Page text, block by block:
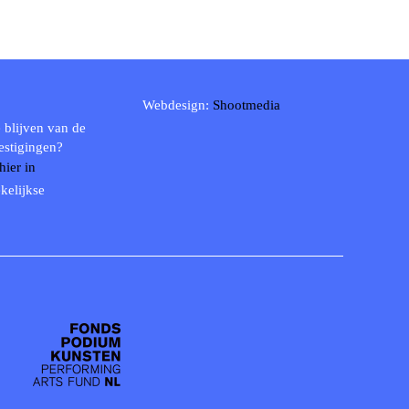
blijven van de
in
Webdesign: Shootmedia